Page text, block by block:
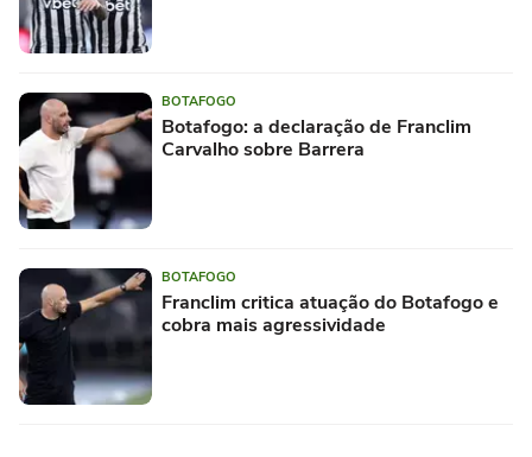
BOTAFOGO
Botafogo: a declaração de Franclim
Carvalho sobre Barrera
BOTAFOGO
Franclim critica atuação do Botafogo e
cobra mais agressividade